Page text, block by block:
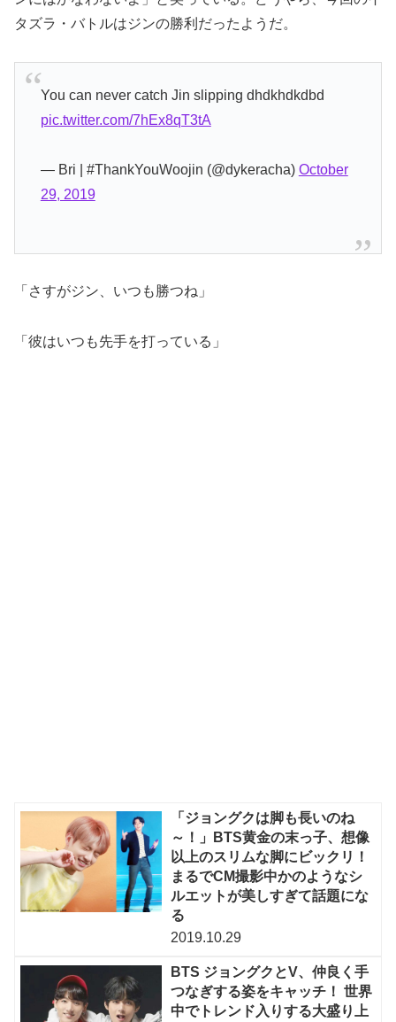
タズラ・バトルはジンの勝利だったようだ。
You can never catch Jin slipping dhdkhdkdbd
pic.twitter.com/7hEx8qT3tA
— Bri | #ThankYouWoojin (@dykeracha) October
29, 2019
「さすがジン、いつも勝つね」
「彼はいつも先手を打っている」
「ジョングクは脚も長いのね
～！」BTS黄金の末っ子、想像
以上のスリムな脚にビックリ！
まるでCM撮影中かのようなシ
ルエットが美しすぎて話題にな
る
2019.10.29
BTS ジョングクとV、仲良く手
つなぎする姿をキャッチ！ 世界
中でトレンド入りする大盛り上